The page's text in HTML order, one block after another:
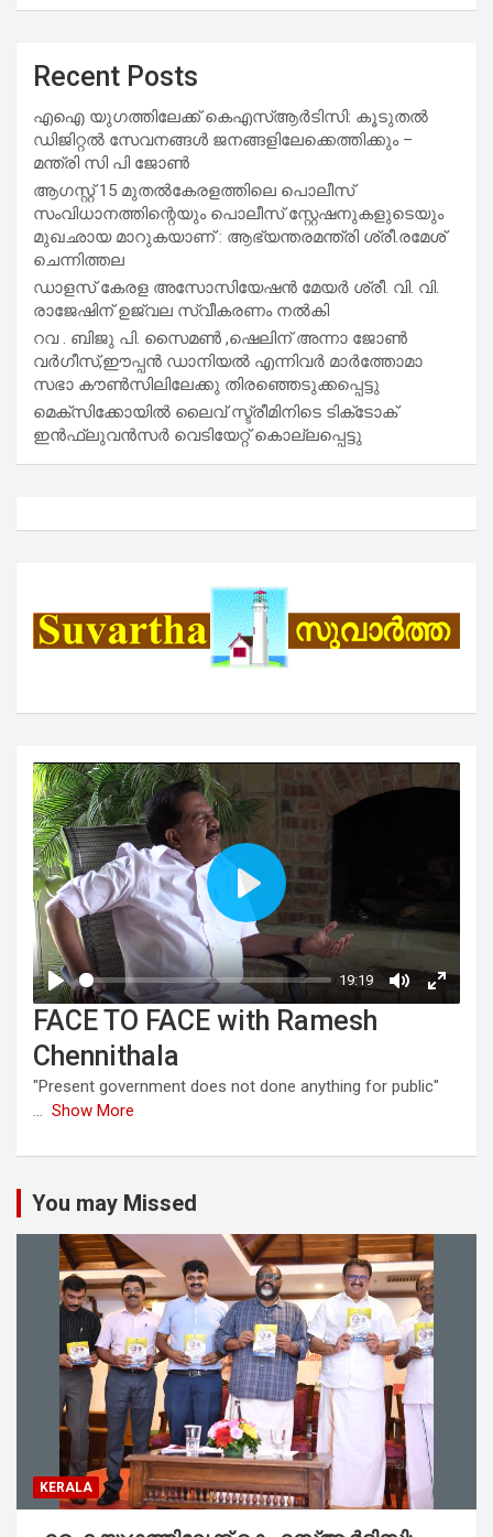
Recent Posts
എഐ യുഗത്തിലേക്ക് കെഎസ്ആർടിസി: കൂടുതൽ
ഡിജിറ്റൽ സേവനങ്ങൾ ജനങ്ങളിലേക്കെത്തിക്കും –
മന്ത്രി സി പി ജോൺ
ആഗസ്റ്റ് 15 മുതല്‍കേരളത്തിലെ പൊലീസ്
സംവിധാനത്തിന്റെയും പൊലീസ് സ്റ്റേഷനുകളുടെയും
മുഖഛായ മാറുകയാണ് : ആഭ്യന്തരമന്ത്രി ശ്രീ.രമേശ്
ചെന്നിത്തല
ഡാളസ് കേരള അസോസിയേഷൻ മേയർ ശ്രീ. വി. വി.
രാജേഷിന് ഉജ്വല സ്വീകരണം നൽകി
റവ . ബിജു പി. സൈമൺ ,ഷെലിന് അന്നാ ജോൺ
വർഗീസ്,ഈപ്പൻ ഡാനിയൽ എന്നിവർ മാർത്തോമാ
സഭാ കൗൺസിലിലേക്കു തിരഞ്ഞെടുക്കപ്പെട്ടു
മെക്സിക്കോയിൽ ലൈവ് സ്ട്രീമിനിടെ ടിക്‌ടോക്
ഇൻഫ്ലുവൻസർ വെടിയേറ്റ് കൊല്ലപ്പെട്ടു
FACE TO FACE with Ramesh
Chennithala
"Present government does not done anything for public"
... Show More
You may Missed
KERALA